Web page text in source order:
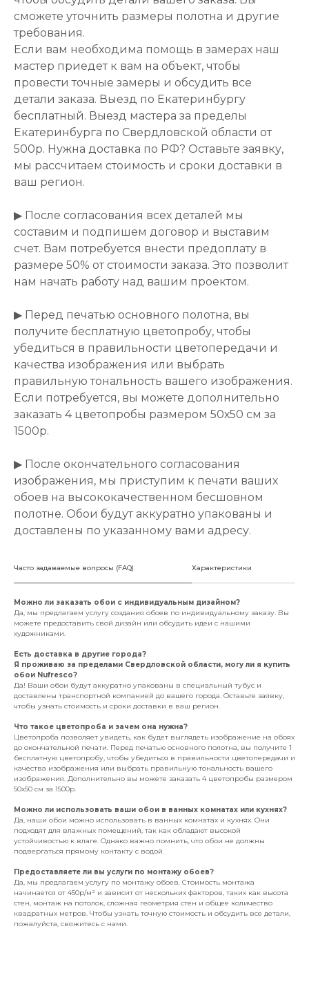
сможете уточнить размеры полотна и другие
требования.
Если вам необходима помощь в замерах наш
мастер приедет к вам на объект, чтобы
провести точные замеры и обсудить все
детали заказа. Выезд по Екатеринбургу
бесплатный. Выезд мастера за пределы
Екатеринбурга по Свердловской области от
500р. Нужна доставка по РФ? Оставьте заявку,
мы рассчитаем стоимость и сроки доставки в
ваш регион.
▶ После согласования всех деталей мы
составим и подпишем договор и выставим
счет. Вам потребуется внести предоплату в
размере 50% от стоимости заказа. Это позволит
нам начать работу над вашим проектом.
▶ Перед печатью основного полотна, вы
получите бесплатную цветопробу, чтобы
убедиться в правильности цветопередачи и
качества изображения или выбрать
правильную тональность вашего изображения.
Если потребуется, вы можете дополнительно
заказать 4 цветопробы размером 50х50 см за
1500р.
▶ После окончательного согласования
изображения, мы приступим к печати ваших
обоев на высококачественном бесшовном
полотне. Обои будут аккуратно упакованы и
доставлены по указанному вами адресу.
Часто задаваемые вопросы (FAQ) Характеристики
Можно ли заказать обои с индивидуальным дизайном?
Да, мы предлагаем услугу создания обоев по индивидуальному заказу. Вы
можете предоставить свой дизайн или обсудить идеи с нашими
художниками.
Есть доставка в другие города?
Я проживаю за пределами Свердловской области, могу ли я купить
обои Nufresco?
Да! Ваши обои будут аккуратно упакованы в специальный тубус и
доставлены транспортной компанией до вашего города. Оставьте заявку,
чтобы узнать стоимость и сроки доставки в ваш регион.
Что такое цветопроба и зачем она нужна?
Цветопроба позволяет увидеть, как будет выглядеть изображение на обоях
до окончательной печати. Перед печатью основного полотна, вы получите 1
бесплатную цветопробу, чтобы убедиться в правильности цветопередачи и
качества изображения или выбрать правильную тональность вашего
изображения. Дополнительно вы можете заказать 4 цветопробы размером
50х50 см за 1500р.
Можно ли использовать ваши обои в ванных комнатах или кухнях?
Да, наши обои можно использовать в ванных комнатах и кухнях. Они
подходят для влажных помещений, так как обладают высокой
устойчивостью к влаге. Однако важно помнить, что обои не должны
подвергаться прямому контакту с водой.
Предоставляете ли вы услуги по монтажу обоев?
Да, мы предлагаем услугу по монтажу обоев. Стоимость монтажа
начинается от 450р/м² и зависит от нескольких факторов, таких как высота
стен, монтаж на потолок, сложная геометрия стен и общее количество
квадратных метров. Чтобы узнать точную стоимость и обсудить все детали,
пожалуйста, свяжитесь с нами.